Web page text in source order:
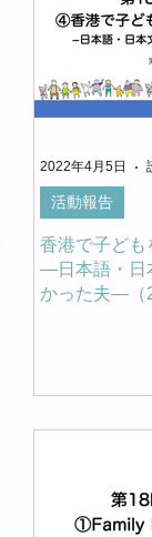
ダブルの子ども会
香港で子ども
―日本語・日
かった夫―（
活動報告
2022年4月5日